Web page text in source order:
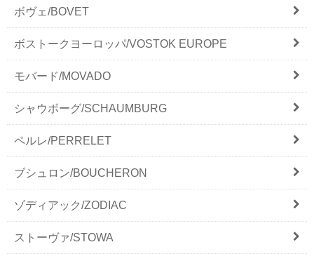
ボヴェ/BOVET
ボストークヨーロッパ/VOSTOK EUROPE
モバード/MOVADO
シャウボーグ/SCHAUMBURG
ペルレ/PERRELET
ブシュロン/BOUCHERON
ゾディアック/ZODIAC
ストーヴァ/STOWA